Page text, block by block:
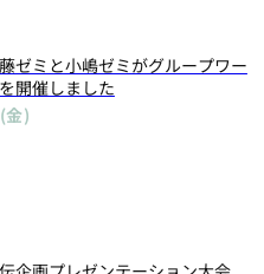
ゼミと小嶋ゼミがグループワー
開催しました
)